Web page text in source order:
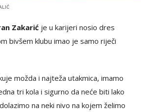
Zakarić je u karijeri nosio dres
bivšem klubu imao je samo riječi
možda i najteža utakmica, imamo
tri kola i sigurno da neće biti lako
na neki nivo na kojem želimo